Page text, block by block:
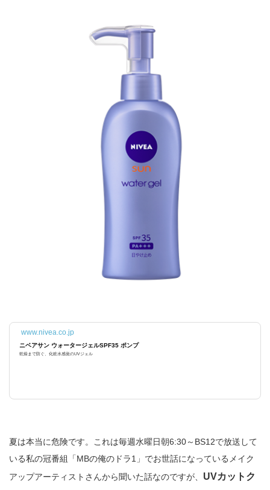
www.nivea.co.jp
ニベアサン ウォータージェルSPF35 ポンプ
乾燥まで防ぐ、化粧水感覚のUVジェル
夏は本当に危険です。これは毎週水曜日朝6:30～BS12で放送して
いる私の冠番組「MBの俺のドラ1」でお世話になっているメイク
アップアーティストさんから聞いた話なのですが、 UVカットク